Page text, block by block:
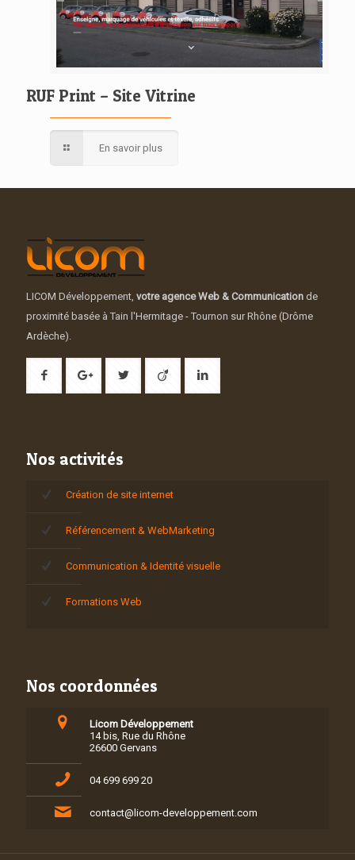
RUF Print – Site Vitrine
En savoir plus
LICOM Développement, votre agence Web & Communication de
proximité basée à Tain l'Hermitage - Tournon sur Rhône (Drôme
Ardèche).
Nos activités
Création de site internet
Référencement & WebMarketing
Communication & Identité visuelle
Formations Web
Nos coordonnées
Licom Développement
14 bis, Rue du Rhône
26600 Gervans
04 699 699 20
contact@licom-developpement.com